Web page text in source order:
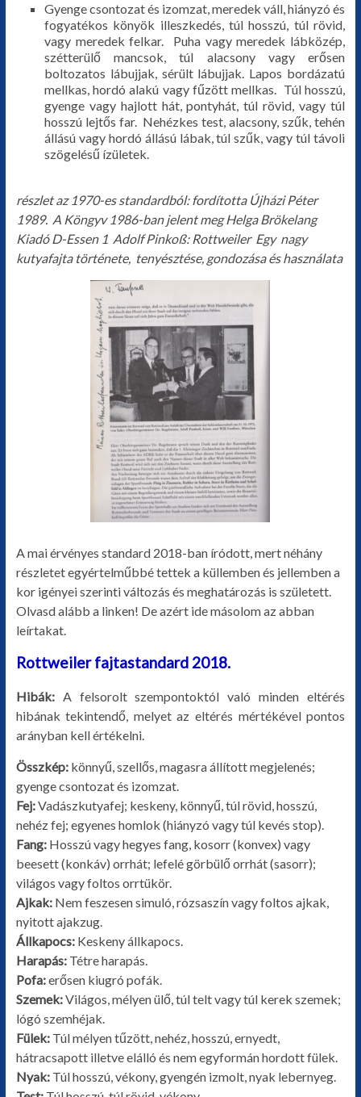
Gyenge csontozat és izomzat, meredek váll, hiányzó és
fogyatékos könyök illeszkedés, túl hosszú, túl rövid,
vagy meredek felkar. Puha vagy meredek lábközép,
szétterülő mancsok, túl alacsony vagy erősen
boltozatos lábujjak, sérült lábujjak. Lapos bordázatú
mellkas, hordó alakú vagy fűzött mellkas. Túl hosszú,
gyenge vagy hajlott hát, pontyhát, túl rövid, vagy túl
hosszú lejtős far. Nehézkes test, alacsony, szűk, tehén
állású vagy hordó állású lábak, túl szűk, vagy túl távoli
szögelésű ízületek.
részlet az 1970-es standardból: fordította Újházi Péter
1989. A Köngyv 1986-ban jelent meg Helga Brökelang
Kiadó D-Essen 1 Adolf Pinkoß: Rottweiler Egy nagy
kutyafajta története, tenyésztése, gondozása és használata
A mai érvényes standard 2018-ban íródott, mert néhány
részletet egyértelműbbé tettek a küllemben és jellemben a
kor igényei szerinti változás és meghatározás is született.
Olvasd alább a linken! De azért ide másolom az abban
leírtakat.
Rottweiler fajtastandard 2018.
Hibák:A felsorolt szempontoktól való minden eltérés
hibának tekintendő, melyet az eltérés mértékével pontos
arányban kell értékelni.
Összkép: könnyű, szellős, magasra állított megjelenés;
gyenge csontozat és izomzat.
Fej:Vadászkutyafej; keskeny, könnyű, túl rövid, hosszú,
nehéz fej; egyenes homlok (hiányzó vagy túl kevés stop).
Fang: Hosszú vagy hegyes fang, kosorr (konvex) vagy
beesett (konkáv) orrhát; lefelé görbülő orrhát (sasorr);
világos vagy foltos orrtükör.
Ajkak: Nem feszesen simuló, rózsaszín vagy foltos ajkak,
nyitott ajakzug.
Állkapocs: Keskeny állkapocs.
Harapás: Tétre harapás.
Pofa:erősen kiugró pofák.
Szemek:Világos, mélyen ülő, túl telt vagy túl kerek szemek;
lógó szemhéjak.
Fülek: Túl mélyen tűzött, nehéz, hosszú, ernyedt,
hátracsapott illetve elálló és nem egyformán hordott fülek.
Nyak: Túl hosszú, vékony, gyengén izmolt, nyak lebernyeg.